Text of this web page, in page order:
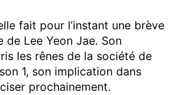
fait pour l’instant une brève
Lee Yeon Jae. Son
les rênes de la société de
1, son implication dans
prochainement.